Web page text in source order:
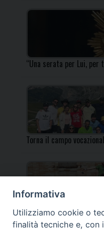
“Una serata per Lui, per
Torna il campo
Torna il Campo
Informativa
Utilizziamo cookie o
finalità tecniche e, con